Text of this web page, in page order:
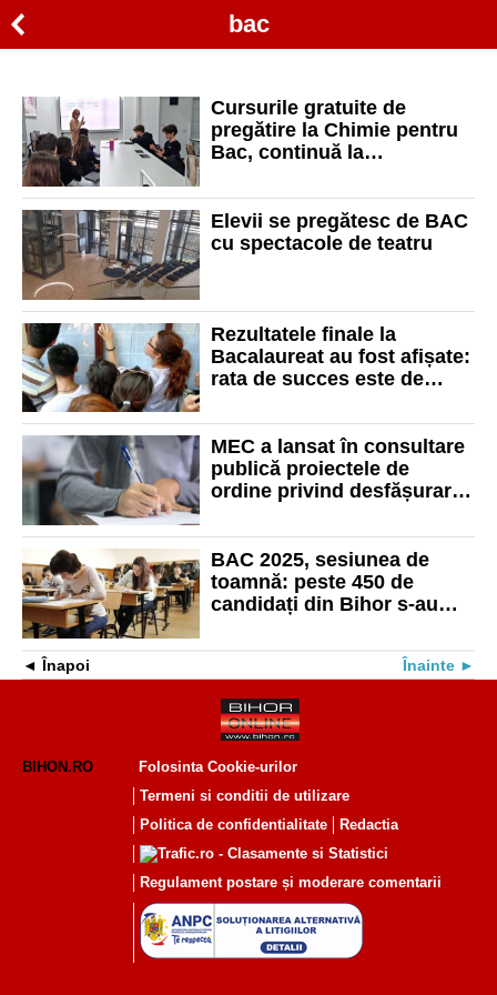
bac
Cursurile gratuite de
pregătire la Chimie pentru
Bac, continuă la
Elevii se pregătesc de BAC
cu spectacole de teatru
Rezultatele finale la
Bacalaureat au fost afișate:
rata de succes este de
MEC a lansat în consultare
publică proiectele de
ordine privind desfășurarea
BAC 2025, sesiunea de
toamnă: peste 450 de
candidați din Bihor s-au
Înapoi Înainte
BIHON.RO
Folosinta Cookie-urilor
Termeni si conditii de utilizare
Politica de confidentialitate
Redactia
Regulament postare și moderare comentarii